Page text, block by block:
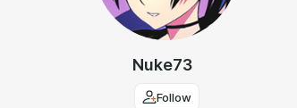
Nuke73
Follow